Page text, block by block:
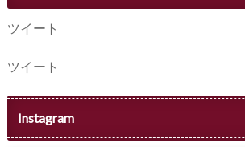
ツイート
ツイート
Instagram